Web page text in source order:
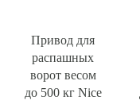
Привод для
распашных
ворот весом
до 500 кг Nice